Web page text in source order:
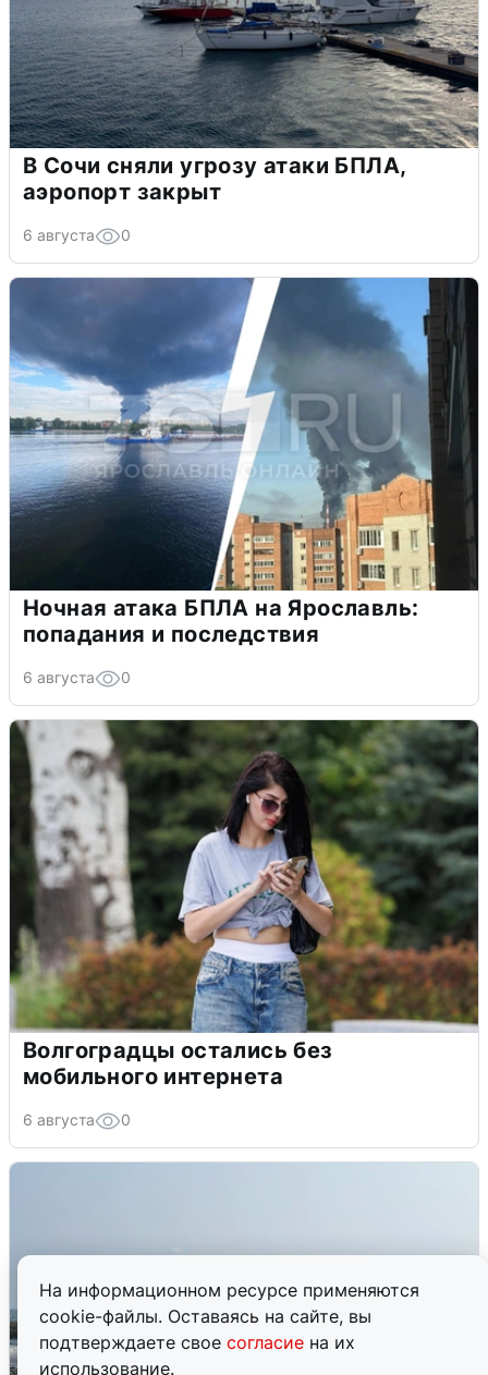
На информационном ресурсе применяются
cookie-файлы. Оставаясь на сайте, вы
подтверждаете свое согласие на их
использование.
В Сочи сняли угрозу атаки БПЛА,
аэропорт закрыт
6 августа 0
Ночная атака БПЛА на Ярославль:
попадания и последствия
6 августа 0
Волгоградцы остались без
мобильного интернета
6 августа 0